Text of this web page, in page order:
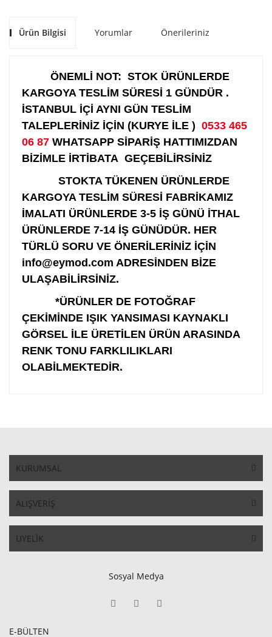
Ürün Bilgisi Yorumlar Önerileriniz
ÖNEMLİ NOT: STOK ÜRÜNLERDE
KARGOYA TESLİM SÜRESİ 1 GÜNDÜR .
İSTANBUL İÇİ AYNI GÜN TESLİM
TALEPLERİNİZ İÇİN (KURYE İLE ) 0533 465
06 87 WHATSAPP SİPARİŞ HATTIMIZDAN
BİZİMLE İRTİBATA GEÇEBİLİRSİNİZ
STOKTA TÜKENEN ÜRÜNLERDE
KARGOYA TESLİM SÜRESİ FABRİKAMIZ
İMALATI ÜRÜNLERDE 3-5 İŞ GÜNÜ İTHAL
ÜRÜNLERDE 7-14 İŞ GÜNÜDÜR. HER
TÜRLÜ SORU VE ÖNERİLERİNİZ İÇİN
info@eymod.com ADRESİNDEN BİZE
ULAŞABİLİRSİNİZ.
*ÜRÜNLER DE FOTOĞRAF
ÇEKİMİNDE IŞIK YANSIMASI KAYNAKLI
GÖRSEL İLE ÜRETİLEN ÜRÜN ARASINDA
RENK TONU FARKLILIKLARI
OLABİLMEKTEDİR.
KURUMSAL
ALIŞVERİŞ
ÜYELİK
Sosyal Medya
E-BÜLTEN